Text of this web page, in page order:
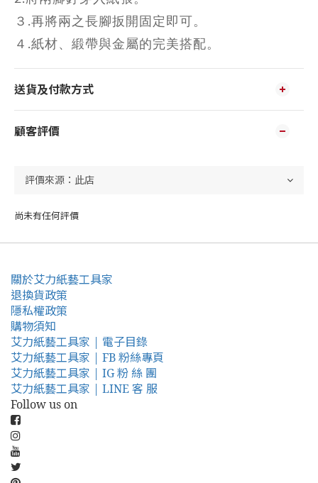
３.再將兩之長腳扳開固定即可。
４.紙材、緞帶與金屬的完美搭配。
送貨及付款方式
顧客評價
尚未有任何評價
關於艾力紙藝工具家
退換貨政策
隱私權政策
購物須知
艾力紙藝工具家 | 電子目錄
艾力紙藝工具家 | FB 粉絲專頁
艾力紙藝工具家 | IG 粉 絲 團
艾力紙藝工具家 | LINE 客 服
Follow us on